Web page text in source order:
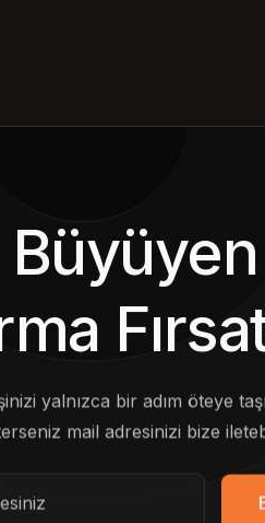
yalnızca bir adım öteye
mail adresinizi bize